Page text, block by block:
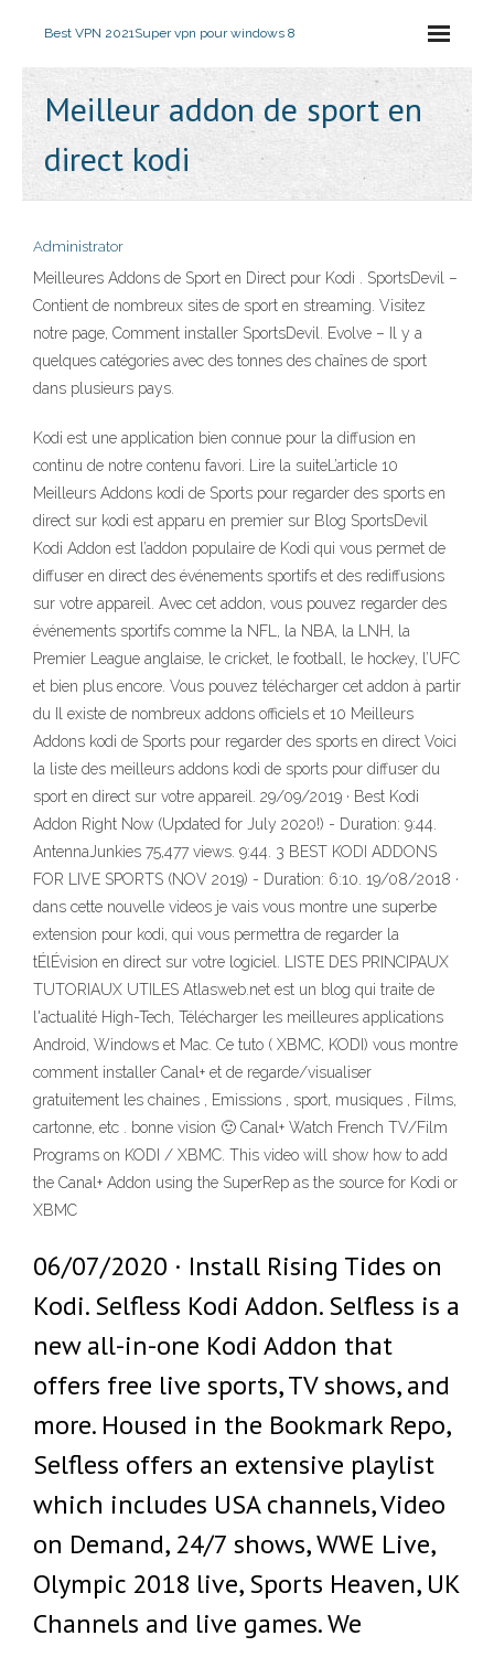
Best VPN 2021Super vpn pour windows 8
Meilleur addon de sport en
direct kodi
Administrator
Meilleures Addons de Sport en Direct pour Kodi . SportsDevil –
Contient de nombreux sites de sport en streaming. Visitez
notre page, Comment installer SportsDevil. Evolve – Il y a
quelques catégories avec des tonnes des chaînes de sport
dans plusieurs pays.
Kodi est une application bien connue pour la diffusion en
continu de notre contenu favori. Lire la suiteL’article 10
Meilleurs Addons kodi de Sports pour regarder des sports en
direct sur kodi est apparu en premier sur Blog SportsDevil
Kodi Addon est l’addon populaire de Kodi qui vous permet de
diffuser en direct des événements sportifs et des rediffusions
sur votre appareil. Avec cet addon, vous pouvez regarder des
événements sportifs comme la NFL, la NBA, la LNH, la
Premier League anglaise, le cricket, le football, le hockey, l’UFC
et bien plus encore. Vous pouvez télécharger cet addon à partir
du Il existe de nombreux addons officiels et 10 Meilleurs
Addons kodi de Sports pour regarder des sports en direct Voici
la liste des meilleurs addons kodi de sports pour diffuser du
sport en direct sur votre appareil. 29/09/2019 · Best Kodi
Addon Right Now (Updated for July 2020!) - Duration: 9:44.
AntennaJunkies 75,477 views. 9:44. 3 BEST KODI ADDONS
FOR LIVE SPORTS (NOV 2019) - Duration: 6:10. 19/08/2018 ·
dans cette nouvelle videos je vais vous montre une superbe
extension pour kodi, qui vous permettra de regarder la
tÉlÉvision en direct sur votre logiciel. LISTE DES PRINCIPAUX
TUTORIAUX UTILES Atlasweb.net est un blog qui traite de
l'actualité High-Tech, Télécharger les meilleures applications
Android, Windows et Mac. Ce tuto ( XBMC, KODI) vous montre
comment installer Canal+ et de regarde/visualiser
gratuitement les chaines , Emissions , sport, musiques , Films,
cartonne, etc . bonne vision 🙂 Canal+ Watch French TV/Film
Programs on KODI / XBMC. This video will show how to add
the Canal+ Addon using the SuperRep as the source for Kodi or
XBMC
06/07/2020 · Install Rising Tides on
Kodi. Selfless Kodi Addon. Selfless is a
new all-in-one Kodi Addon that
offers free live sports, TV shows, and
more. Housed in the Bookmark Repo,
Selfless offers an extensive playlist
which includes USA channels, Video
on Demand, 24/7 shows, WWE Live,
Olympic 2018 live, Sports Heaven, UK
Channels and live games. We